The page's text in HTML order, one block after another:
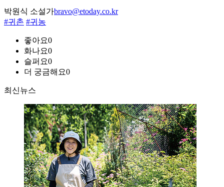
박원식 소설가bravo@etoday.co.kr
#귀촌 #귀농
좋아요0
화나요0
슬퍼요0
더 궁금해요0
최신뉴스